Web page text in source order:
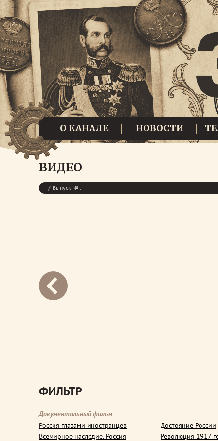
О КАНАЛЕ НОВОСТИ
ВИДЕО
Выпуск № .
ФИЛЬТР
Документальный фильм
Россия глазами иностранцев
Всемирное наследие. Россия
Достояние России
Революция 1917